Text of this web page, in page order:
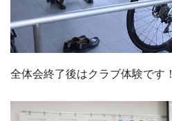
全体会終了後はクラブ体験です！